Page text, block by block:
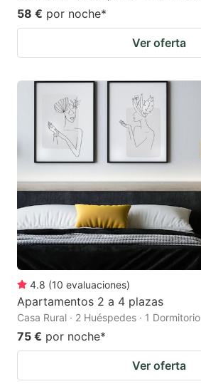
58 € por noche*
Ver oferta
4.8 (10 evaluaciones)
Apartamentos 2 a 4 plazas
Casa Rural · 2 Huéspedes · 1 Dormitorio
75 € por noche*
Ver oferta